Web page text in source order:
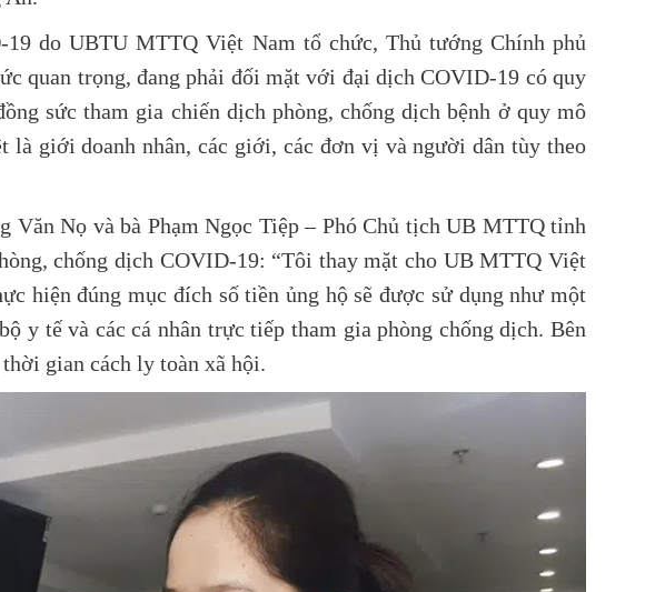
do UBTU MTTQ Việt Nam tổ chức, Thủ tướng Chính phủ
quan trọng, đang phải đối mặt với đại dịch COVID-19 có quy
sức tham gia chiến dịch phòng, chống dịch bệnh ở quy mô
giới doanh nhân, các giới, các đơn vị và người dân tùy theo
Nọ và bà Phạm Ngọc Tiệp – Phó Chủ tịch UB MTTQ tỉnh
chống dịch COVID-19: “Tôi thay mặt cho UB MTTQ Việt
hiện đúng mục đích số tiền ủng hộ sẽ được sử dụng như một
y tế và các cá nhân trực tiếp tham gia phòng chống dịch. Bên
gian cách ly toàn xã hội.